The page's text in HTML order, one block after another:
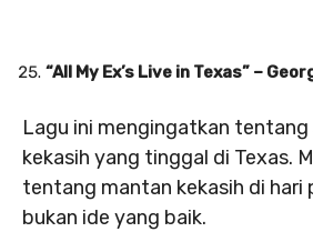
“All My Ex’s Live in Texas” –
Lagu ini mengingatkan
kekasih yang tinggal di Texas.
tentang mantan kekasih di hari
bukan ide yang baik.